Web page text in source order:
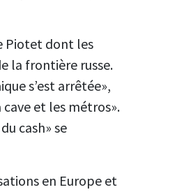
Piotet dont les
la frontière russe.
s’est arrêtée»,
et les métros».
cash» se
en Europe et